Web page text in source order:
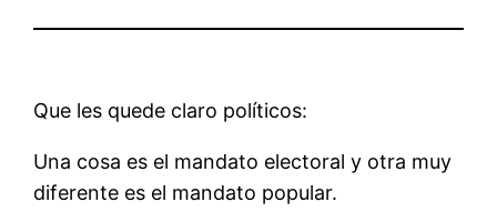
Que les quede claro políticos:
Una cosa es el mandato electoral y otra muy
diferente es el mandato popular.